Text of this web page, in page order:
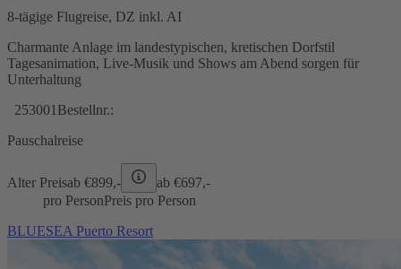
8-tägige Flugreise, DZ inkl. AI
Charmante Anlage im landestypischen, kretischen Dorfstil
Tagesanimation, Live-Musik und Shows am Abend sorgen für
Unterhaltung
253001 Bestellnr.:
Pauschalreise
Alter Preisab €899,- ab €697,-
pro PersonPreis pro Person
BLUESEA Puerto Resort